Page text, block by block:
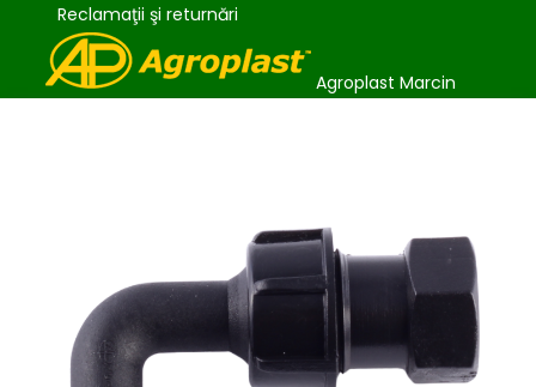
Reclamaţii şi returnări
Agroplast Marcin
+48 82 567 39 51